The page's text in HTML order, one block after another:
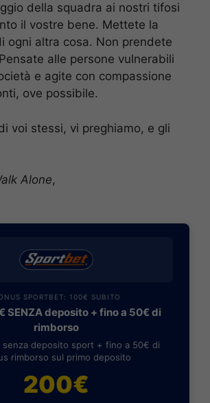
della squadra ai nostri tifosi
il vostre bene. Mettete la
ogni altra cosa. Non prendete
alle persone vulnerabili
e agite con compassione
ove possibile.
voi stessi, vi preghiamo, e gli
Alone,
SPORTBET: 100€ SUBITO
SENZA deposito + fino a 50€ di
rimborso
senza deposito sport + fino a 50€ di
rimborso sul primo deposito
200€